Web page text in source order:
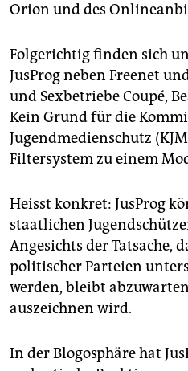
Orion und des
Folgerichtig finden sich
JusProg neben Freenet
und Sexbetriebe Coupé,
Kein Grund für die
Jugendmedienschutz
Filtersystem zu einem
Heisst konkret: JusProg
staatlichen
Angesichts der Tatsache,
politischer Parteien
werden, bleibt
auszeichnen wird.
In der Blogosphäre hat